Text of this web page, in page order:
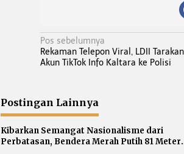
N
a
g
a
s
i
Pos sebelumnya
Rekaman Telepon Viral, LDII
Akun TikTok Info Kaltara ke Polisi
Postingan Lainnya
Kibarkan Semangat Nasionalisme dari
Perbatasan, Bendera Merah Putih 81 Meter